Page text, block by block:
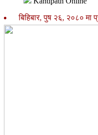
बिहिबार, पुष २६, २०८० मा